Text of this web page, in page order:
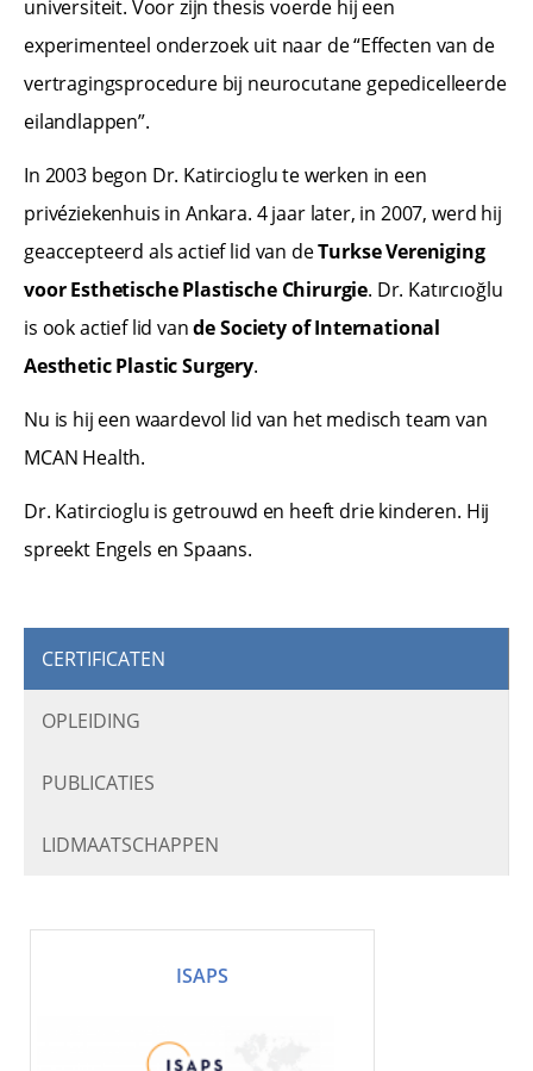
universiteit. Voor zijn thesis voerde hij een
experimenteel onderzoek uit naar de “Effecten van de
vertragingsprocedure bij neurocutane gepedicelleerde
eilandlappen”.
In 2003 begon Dr. Katircioglu te werken in een
privéziekenhuis in Ankara. 4 jaar later, in 2007, werd hij
geaccepteerd als actief lid van deTurkse Vereniging
voor Esthetische Plastische Chirurgie. Dr. Katırcıoğlu
is ook actief lid vande Society of International
Aesthetic Plastic Surgery.
Nu is hij een waardevol lid van het medisch team van
MCAN Health.
Dr. Katircioglu is getrouwd en heeft drie kinderen. Hij
spreekt Engels en Spaans.
CERTIFICATEN
OPLEIDING
PUBLICATIES
LIDMAATSCHAPPEN
ISAPS